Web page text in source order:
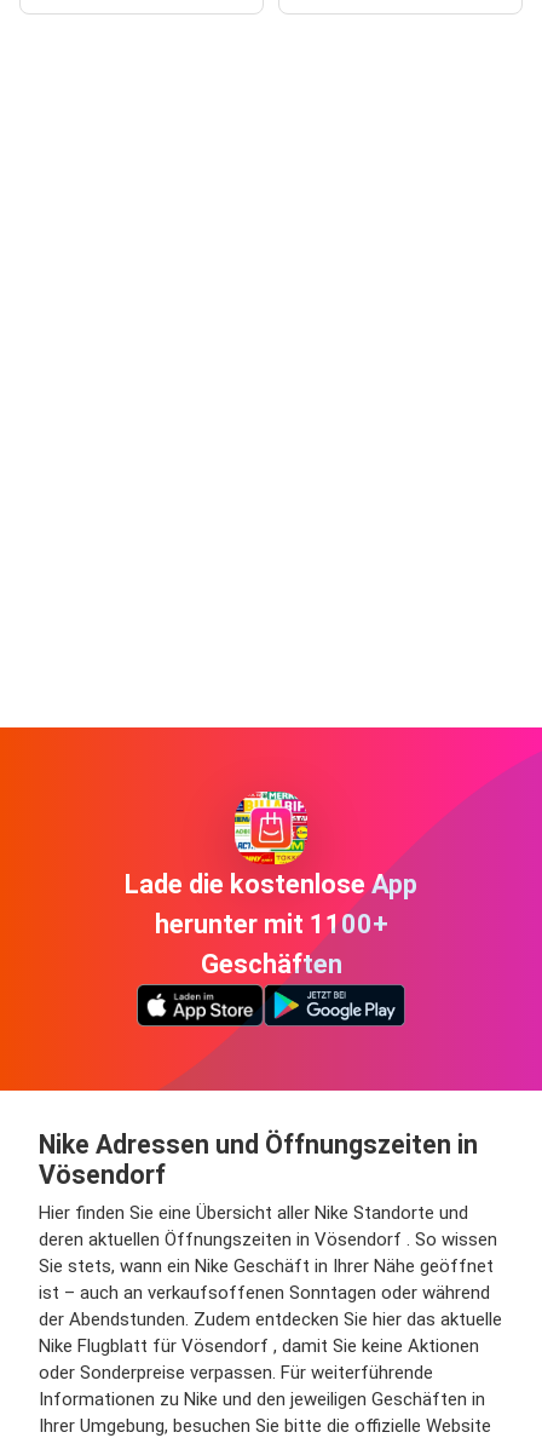
Lade die kostenlose App
herunter mit 1100+
Geschäften
Nike Adressen und Öffnungszeiten in
Vösendorf
Hier finden Sie eine Übersicht aller Nike Standorte und
deren aktuellen Öffnungszeiten in Vösendorf . So wissen
Sie stets, wann ein Nike Geschäft in Ihrer Nähe geöffnet
ist – auch an verkaufsoffenen Sonntagen oder während
der Abendstunden. Zudem entdecken Sie hier das aktuelle
Nike Flugblatt für Vösendorf , damit Sie keine Aktionen
oder Sonderpreise verpassen. Für weiterführende
Informationen zu Nike und den jeweiligen Geschäften in
Ihrer Umgebung, besuchen Sie bitte die offizielle Website